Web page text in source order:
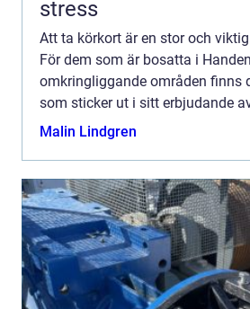
stress
Att ta körkort är en stor och
För dem som är bosatta i
omkringliggande områden finns
som sticker ut i sitt erbjudande
anpassade tjänster. Haninge...
Malin Lindgren